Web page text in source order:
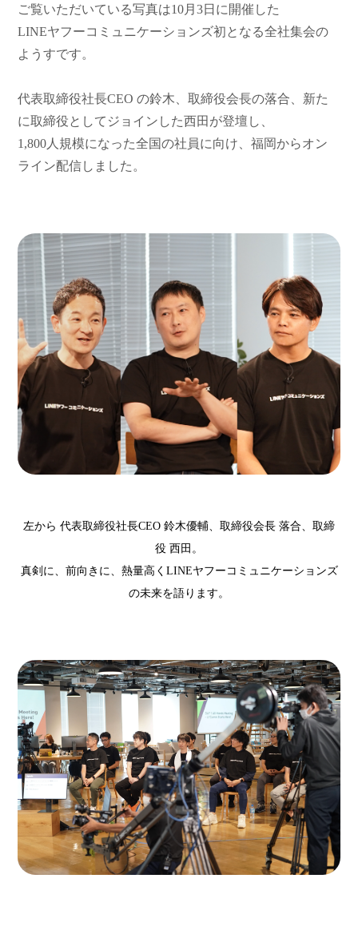
ご覧いただいている写真は10月3日に開催した
LINEヤフーコミュニケーションズ初となる全社集会の
ようすです。
代表取締役社長CEO の鈴木、取締役会長の落合、新た
に取締役としてジョインした西田が登壇し、
1,800人規模になった全国の社員に向け、福岡からオン
ライン配信しました。
左から 代表取締役社長CEO 鈴木優輔、取締役会長 落合、取締
役 西田。
真剣に、前向きに、熱量高くLINEヤフーコミュニケーションズ
の未来を語ります。